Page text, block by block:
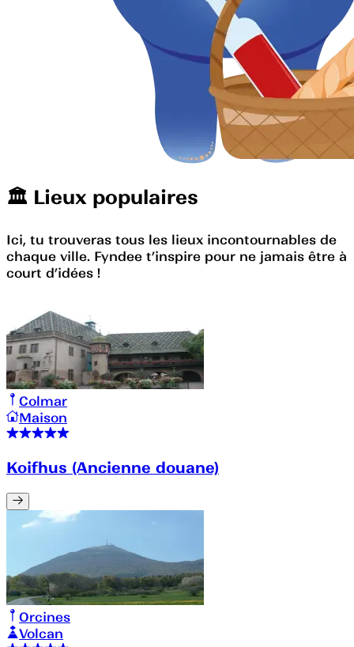
🏛️️ Lieux populaires
Ici, tu trouveras tous les lieux incontournables de
chaque ville. Fyndee t’inspire pour ne jamais être à
court d’idées !
Colmar
Maison
Koifhus (Ancienne douane)
Orcines
Volcan